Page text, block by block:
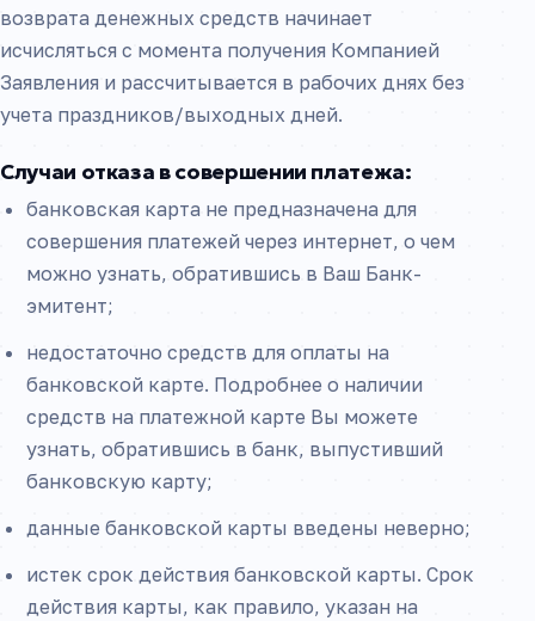
возврата денежных средств начинает
исчисляться с момента получения Компанией
Заявления и рассчитывается в рабочих днях без
учета праздников/выходных дней.
Случаи отказа в совершении платежа:
банковская карта не предназначена для
совершения платежей через интернет, о чем
можно узнать, обратившись в Ваш Банк-
эмитент;
недостаточно средств для оплаты на
банковской карте. Подробнее о наличии
средств на платежной карте Вы можете
узнать, обратившись в банк, выпустивший
банковскую карту;
данные банковской карты введены неверно;
истек срок действия банковской карты. Срок
действия карты, как правило, указан на